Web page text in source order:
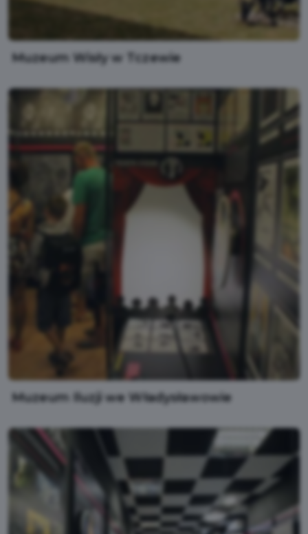
Muzeum Wisły w Tczewie
Muzeum Iluzji we Władysławowie